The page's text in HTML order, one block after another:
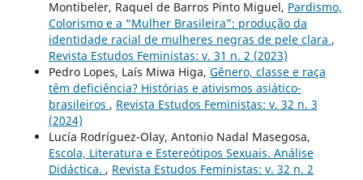
Montibeler, Raquel de Barros Pinto Miguel, Pardismo,
Colorismo e a “Mulher Brasileira”: produção da
identidade racial de mulheres negras de pele clara ,
Revista Estudos Feministas: v. 31 n. 2 (2023)
Pedro Lopes, Laís Miwa Higa, Gênero, classe e raça
têm deficiência? Histórias e ativismos asiático-
brasileiros , Revista Estudos Feministas: v. 32 n. 3
(2024)
Lucía Rodríguez-Olay, Antonio Nadal Masegosa,
Escola, Literatura e Estereótipos Sexuais. Análise
Didáctica. , Revista Estudos Feministas: v. 32 n. 2